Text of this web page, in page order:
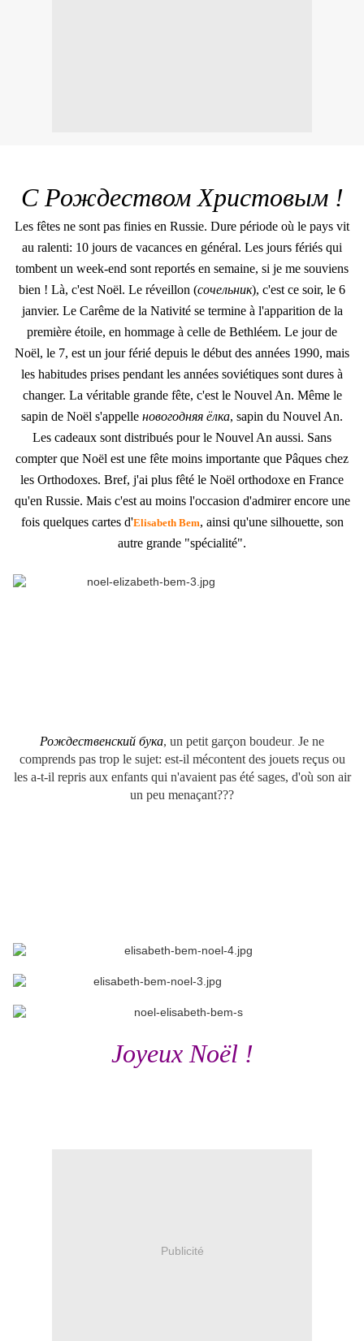
С Рождеством Христовым !
Les fêtes ne sont pas finies en Russie. Dure période où le pays vit
au ralenti: 10 jours de vacances en général. Les jours fériés qui
tombent un week-end sont reportés en semaine, si je me souviens
bien ! Là, c'est Noël. Le réveillon (сочельник), c'est ce soir, le 6
janvier. Le Carême de la Nativité se termine à l'apparition de la
première étoile, en hommage à celle de Bethléem. Le jour de
Noël, le 7, est un jour férié depuis le début des années 1990, mais
les habitudes prises pendant les années soviétiques sont dures à
changer. La véritable grande fête, c'est le Nouvel An. Même le
sapin de Noël s'appelle новогодняя ёлка, sapin du Nouvel An.
Les cadeaux sont distribués pour le Nouvel An aussi. Sans
compter que Noël est une fête moins importante que Pâques chez
les Orthodoxes. Bref, j'ai plus fêté le Noël orthodoxe en France
qu'en Russie. Mais c'est au moins l'occasion d'admirer encore une
fois quelques cartes d'Elisabeth Bem, ainsi qu'une silhouette, son
autre grande "spécialité".
Рождественский бука, un petit garçon boudeur. Je ne
comprends pas trop le sujet: est-il mécontent des jouets reçus ou
les a-t-il repris aux enfants qui n'avaient pas été sages, d'où son air
un peu menaçant???
Joyeux Noël !
Publicité